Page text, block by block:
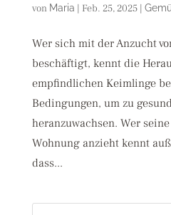
von Maria Feb. 25, 2025|
Wer sich mit der Anzucht
beschäftigt, kennt die
empfindlichen Keimlinge
Bedingungen, um zu
heranzuwachsen. Wer
Wohnung anzieht kennt
dass...